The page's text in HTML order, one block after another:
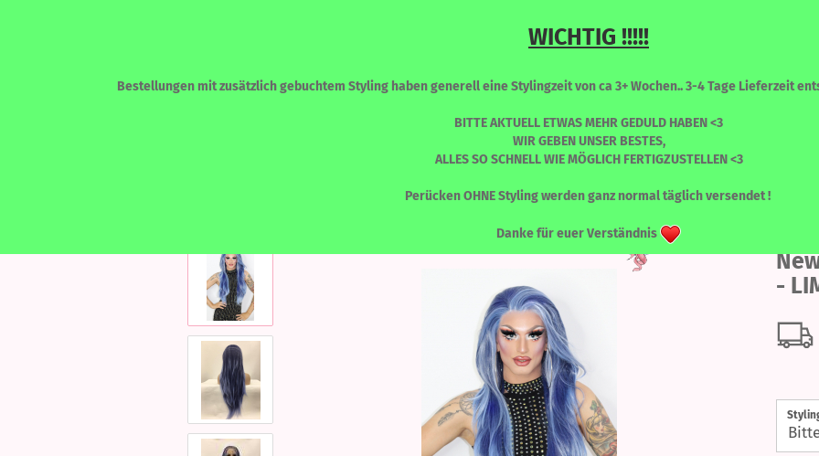
E-Mail
Passwort
Konto erstellen
WICHTIG !!!!!
Bestellungen mit zusätzlich gebuchtem Styling haben generell eine Stylingzeit von ca 3+ Wochen.. 3-4 Tage Lieferzeit
BITTE AKTUELL ETWAS MEHR GEDULD HABEN <3
WIR GEBEN UNSER BESTES,
ALLES SO SCHNELL WIE MÖGLICH FERTIGZUSTELLEN <3
Perücken OHNE Styling werden ganz normal täglich versendet !
Danke für euer Verständnis
LACEFRONT PERÜCKEN PERÜCKEN - FARBLICH SORTIERT WIMPERN
-